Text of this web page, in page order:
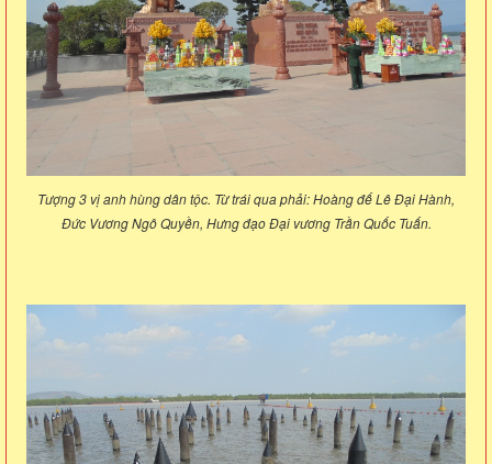
Tượng 3 vị anh hùng dân tộc. Từ trái qua phải: Hoàng đế Lê Đại Hành,
Đức Vương Ngô Quyền, Hưng đạo Đại vương Trần Quốc Tuấn.